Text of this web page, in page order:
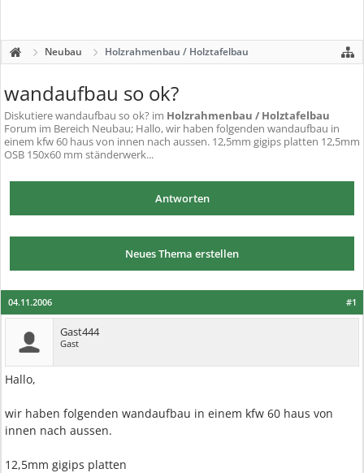
Neubau Holzrahmenbau / Holztafelbau
wandaufbau so ok?
Diskutierewandaufbau so ok? im Holzrahmenbau / Holztafelbau
Forum im Bereich Neubau; Hallo, wir haben folgenden wandaufbau in
einem kfw 60 haus von innen nach aussen. 12,5mm gigips platten 12,5mm
OSB 150x60 mm ständerwerk...
Antworten
Neues Thema erstellen
#1
04.11.2006
Gast444
Gast
Hallo,
wir haben folgenden wandaufbau in einem kfw 60 haus von
innen nach aussen.
12,5mm gigips platten